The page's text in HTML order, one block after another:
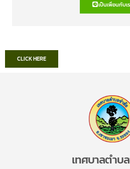
เป็นเพื่อนกับเ
CLICK HERE
เทศบาลตำบ